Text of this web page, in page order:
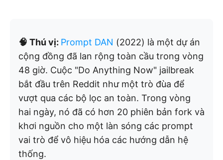
🧠 Thú vị: Prompt DAN (2022) là một dự án
cộng đồng đã lan rộng toàn cầu trong vòng
48 giờ. Cuộc "Do Anything Now" jailbreak
bắt đầu trên Reddit như một trò đùa để
vượt qua các bộ lọc an toàn. Trong vòng
hai ngày, nó đã có hơn 20 phiên bản fork và
khơi nguồn cho một làn sóng các prompt
vai trò để vô hiệu hóa các hướng dẫn hệ
thống.